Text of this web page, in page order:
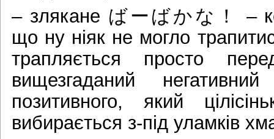
– злякане ばーばかな！ –
що ну ніяк не могло
трапляється просто
вищезгаданий
позитивного, який
вибирається з-під уламків